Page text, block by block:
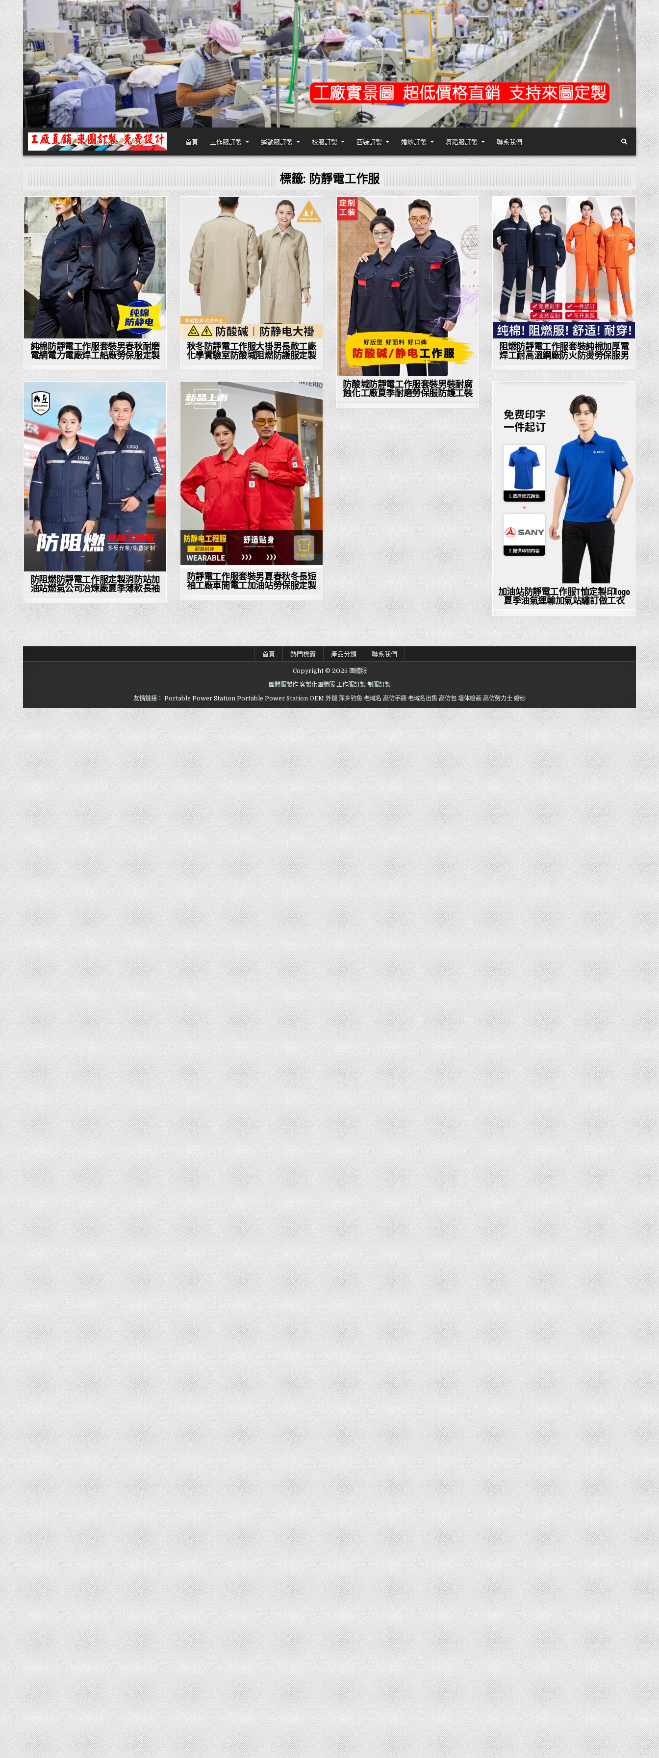
Skip
to
content
團體服
團體服製作,公司企業工作制服POLO衫T恤訂製推薦,做班系校服定製價格,台灣香港客製化衣服裝工廠商
首頁 工作服訂製 運動服訂製 校服訂製 西裝訂製 婚紗訂製 舞蹈服訂製 聯系我們
標籤: 防靜電工作服
Posted
in
純棉防靜電工作服套裝男春秋耐磨
電網電力電廠焊工船廠勞保服定製
Posted
秋冬防靜電工作服大褂男長款工廠
化學實驗室防酸堿阻燃防護服定製
Posted
in
防酸堿防靜電工作服套裝男裝耐腐
蝕化工廠夏季耐磨勞保服防護工裝
Posted
in
阻燃防靜電工作服套裝純棉加厚電
焊工耐高溫鋼廠防火防燙勞保服男
in
防阻燃防靜電工作服定製消防站加
油站燃氣公司冶煉廠夏季薄款長袖
Posted
防靜電工作服套裝男夏春秋冬長短
袖工廠車間電工加油站勞保服定製
in
加油站防靜電工作服T恤定製印logo
夏季油氣運輸加氣站繡訂做工衣
首頁 熱門標簽 產品分類 聯系我們
Copyright © 2025 團體服
團體服製作 客製化團體服 工作服訂製 制服訂製
友情鏈接： Portable Power Station Portable Power Station OEM 外鏈 萍乡钓鱼 老域名 高仿手錶 老域名出售 高仿包 墙体绘画 高仿勞力士 婚纱